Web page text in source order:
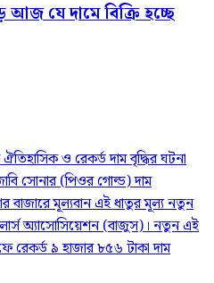
আজ যে দামে বিক্রি হচ্ছে
ও রেকর্ড দাম বৃদ্ধির ঘটনা
সোনার (পিওর গোল্ড) দাম
বাজারে মূল্যবান এই ধাতুর মূল্য নতুন
অ্যাসোসিয়েশন (বাজুস)। নতুন এই
রেকর্ড ৯ হাজার ৮৫৬ টাকা দাম